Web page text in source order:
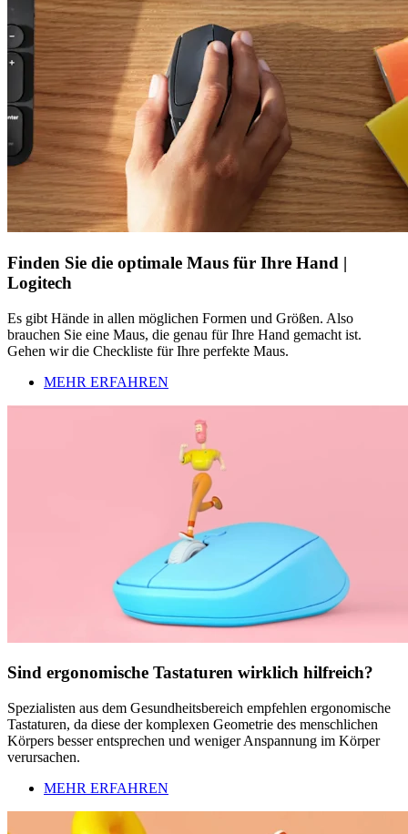
Finden Sie die optimale Maus für Ihre Hand |
Logitech
Es gibt Hände in allen möglichen Formen und Größen. Also
brauchen Sie eine Maus, die genau für Ihre Hand gemacht ist.
Gehen wir die Checkliste für Ihre perfekte Maus.
MEHR ERFAHREN
Sind ergonomische Tastaturen wirklich hilfreich?
Spezialisten aus dem Gesundheitsbereich empfehlen ergonomische
Tastaturen, da diese der komplexen Geometrie des menschlichen
Körpers besser entsprechen und weniger Anspannung im Körper
verursachen.
MEHR ERFAHREN